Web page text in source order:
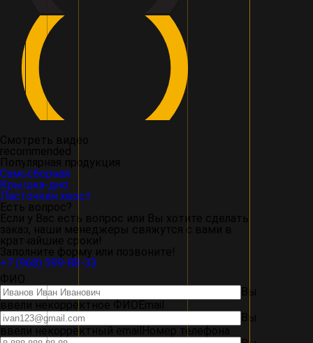
Самосборная
Крышка-дно
Ласточкин хвост
+7 (968) 599-88-33